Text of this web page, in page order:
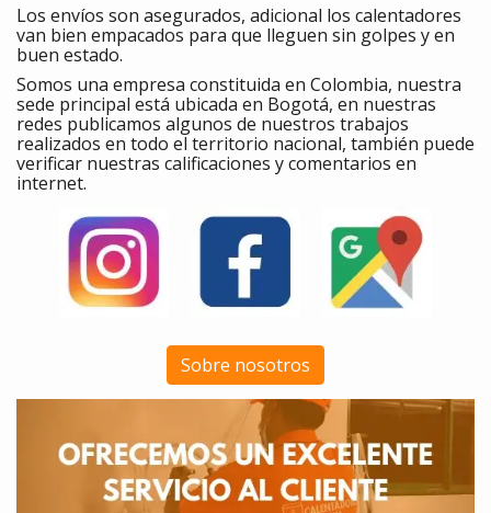
Los envíos son asegurados, adicional los calentadores
van bien empacados para que lleguen sin golpes y en
buen estado.
Somos una empresa constituida en Colombia, nuestra
sede principal está ubicada en Bogotá, en nuestras
redes publicamos algunos de nuestros trabajos
realizados en todo el territorio nacional, también puede
verificar nuestras calificaciones y comentarios en
internet.
Sobre nosotros